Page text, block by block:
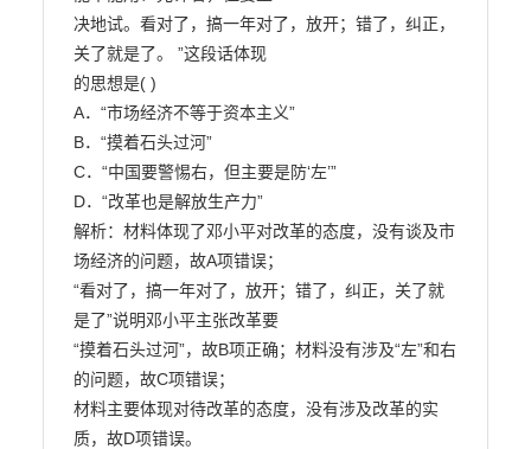
决地试。看对了，搞一年对了，放开；错了，纠正，
关了就是了。 ”这段话体现
的思想是( )
A．“市场经济不等于资本主义”
B．“摸着石头过河”
C．“中国要警惕右，但主要是防‘左’”
D．“改革也是解放生产力”
解析：材料体现了邓小平对改革的态度，没有谈及市
场经济的问题，故A项错误；
“看对了，搞一年对了，放开；错了，纠正，关了就
是了”说明邓小平主张改革要
“摸着石头过河”，故B项正确；材料没有涉及“左”和右
的问题，故C项错误；
材料主要体现对待改革的态度，没有涉及改革的实
质，故D项错误。